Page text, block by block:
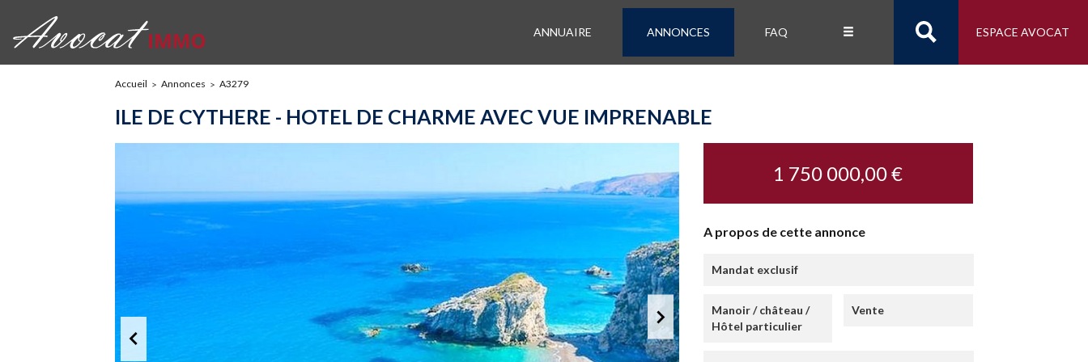
ANNUAIRE ANNONCES FAQ ESPACE AVOCAT
Accueil Annonces A3279
ILE DE CYTHERE - HOTEL DE CHARME AVEC VUE IMPRENABLE
1 750 000,00 €
A propos de cette annonce
Mandat exclusif
Manoir / château /
Hôtel particulier
Vente